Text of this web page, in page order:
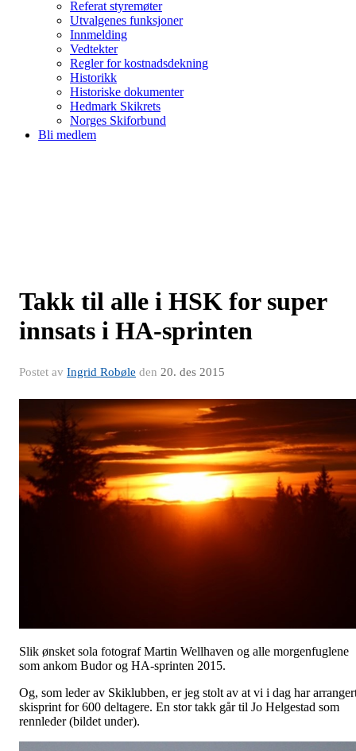
Referat styremøter
Utvalgenes funksjoner
Innmelding
Vedtekter
Regler for kostnadsdekning
Historikk
Historiske dokumenter
Hedmark Skikrets
Norges Skiforbund
Bli medlem
Takk til alle i HSK for super
innsats i HA-sprinten
Postet av Ingrid Robøle den 20. des 2015
Slik ønsket sola fotograf Martin Wellhaven og alle morgenfuglene
som ankom Budor og HA-sprinten 2015.
Og, som leder av Skiklubben, er jeg stolt av at vi i dag har
skisprint for 600 deltagere. En stor takk går til Jo Helgestad som
rennleder (bildet under).